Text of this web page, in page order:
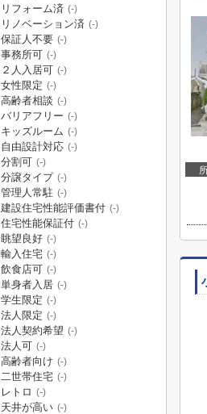
リフォーム済 (-)
リノベーション済 (-)
保証人不要 (-)
事務所可 (-)
２人入居可 (-)
女性限定 (-)
高齢者相談 (-)
バリアフリー (-)
キッズルーム (-)
自由設計対応 (-)
分割可 (-)
分譲タイプ (-)
管理人常駐 (-)
建設住宅性能評価書付 (-)
住宅性能保証付 (-)
眺望良好 (-)
輸入住宅 (-)
飲食店可 (-)
単身者入居 (-)
学生限定 (-)
法人限定 (-)
法人契約希望 (-)
法人可 (-)
高齢者向け (-)
二世帯住宅 (-)
レトロ (-)
天井が高い (-)